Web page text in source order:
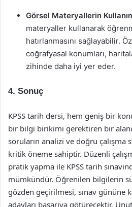
Görsel Materyallerin
materyaller kullanarak
hatırlanmasını sağlayabilir.
coğrafyasal konumları,
zihinde daha iyi yer eder.
4. Sonuç
KPSS tarih dersi, hem geniş bir
bir bilgi birikimi gerektiren bir
soruların analizi ve doğru
kritik öneme sahiptir. Düzenli
pratik yapma ile KPSS tarih
mümkündür. Öğrenilen bilgilerin
gözden geçirilmesi, sınav gününe
adayları başarıya götürecektir.